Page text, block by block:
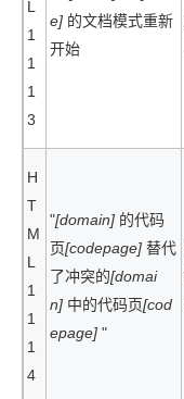
L
1
1
1
3
e] 的文档模式重新
开始
H
T
M
L
1
1
1
4
"[domain] 的代码
页[codepage] 替代
了冲突的[domai
n] 中的代码页[cod
epage] "